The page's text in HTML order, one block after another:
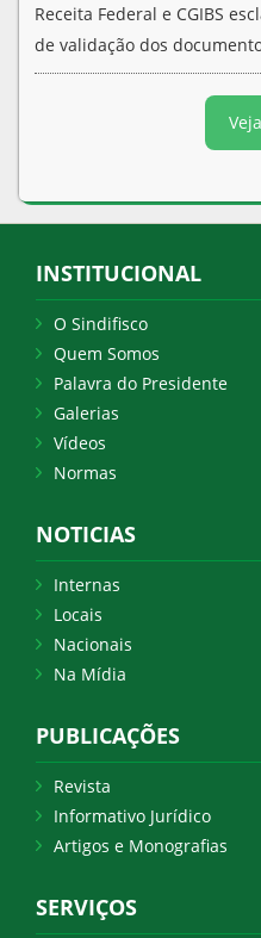
Receita Federal e CGIBS
de validação dos
INSTITUCIONAL
O Sindifisco
Quem Somos
Palavra do Presidente
Galerias
Vídeos
Normas
NOTICIAS
Internas
Locais
Nacionais
Na Mídia
PUBLICAÇÕES
Revista
Informativo Jurídico
Artigos e Monografias
SERVIÇOS